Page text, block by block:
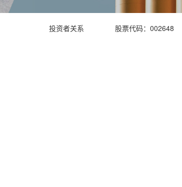
投资者关系 股票代码：002648